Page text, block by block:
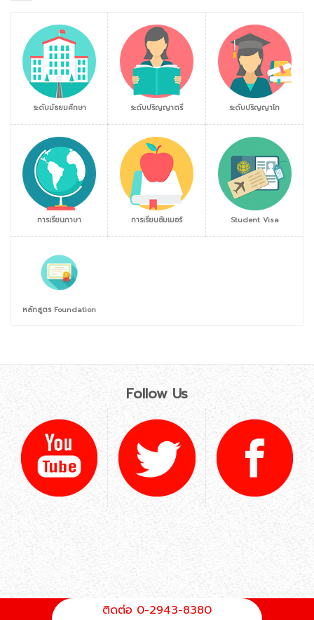
ระดับมัธยมศึกษา ระดับปริญญาตรี ระดับปริญญาโท
การเรียนภาษา การเรียนซัมเมอร์ Student Visa
หลักสูตร Foundation
Follow Us
ติดต่อ 0-2943-8380